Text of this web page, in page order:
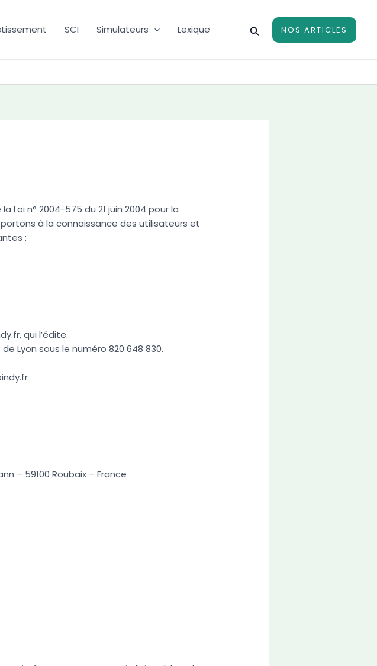
SCI Simulateurs Lexique RechercherNOS ARTICLES
Loi n° 2004-575 du 21 juin 2004 pour la
portons à la connaissance des utilisateurs et
:
qui l’édite.
Lyon sous le numéro 820 648 830.
– 59100 Roubaix – France